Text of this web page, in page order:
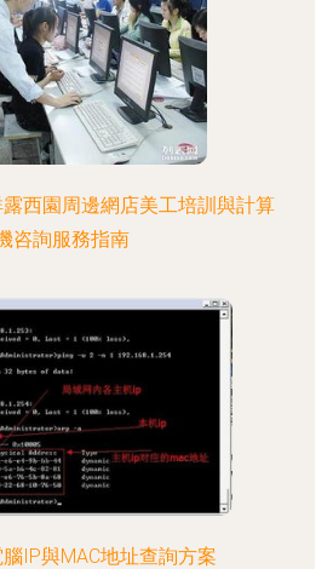
西園周邊網店美工培訓與計算
咨詢服務指南
IP與MAC地址查詢方案